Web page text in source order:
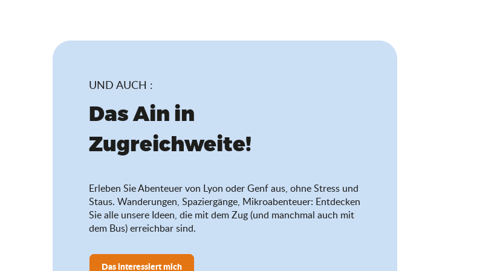
UND AUCH :
Das Ain in
Zugreichweite!
Erleben Sie Abenteuer von Lyon oder Genf aus, ohne Stress und
Staus. Wanderungen, Spaziergänge, Mikroabenteuer: Entdecken
Sie alle unsere Ideen, die mit dem Zug (und manchmal auch mit
dem Bus) erreichbar sind.
Das interessiert mich